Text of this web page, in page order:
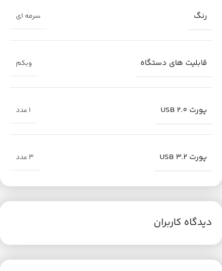
رنگ سرمه ای
قابلیت های دستگاه وبکم
پورت USB 2.0 1 عدد
پورت USB 3.2 3 عدد
دیدگاه کاربران